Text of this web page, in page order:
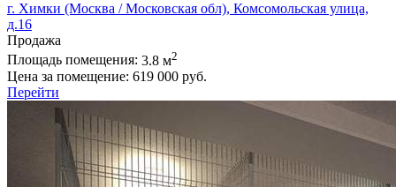
г. Химки (Москва / Московская обл), Комсомольская улица,
д.16
Продажа
Площадь помещения: 3.8 м2
Цена за помещение: 619 000 руб.
Перейти